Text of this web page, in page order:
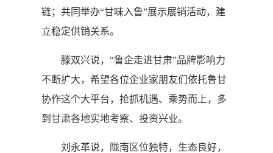
链；共同举办“甘味入鲁”展示展销活动，建
立稳定供销关系。
滕双兴说，“鲁企走进甘肃”品牌影响力
不断扩大，希望各位企业家朋友们依托鲁甘
协作这个大平台，抢抓机遇、乘势而上，多
到甘肃各地实地考察、投资兴业。
刘永革说，陇南区位独特，生态良好，